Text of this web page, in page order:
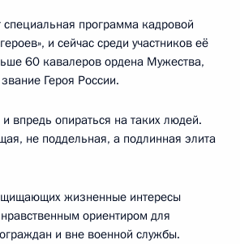
специальная программа кадровой
и сейчас среди участников её
60 кавалеров ордена Мужества,
Героя России.
впредь опираться на таких людей.
не поддельная, а подлинная элита
жизненные интересы
ориентиром для
и вне военной службы.